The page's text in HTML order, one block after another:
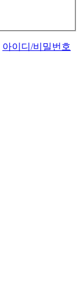
아이디/비밀번호